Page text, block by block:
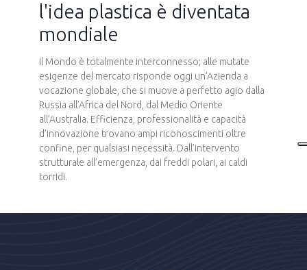
l'idea plastica è diventata
mondiale
Il Mondo è totalmente interconnesso; alle mutate
esigenze del mercato risponde oggi un’Azienda a
vocazione globale, che si muove a perfetto agio dalla
Russia all’Africa del Nord, dal Medio Oriente
all’Australia. Efficienza, professionalità e capacità
d’innovazione trovano ampi riconoscimenti oltre
confine, per qualsiasi necessità. Dall’intervento
strutturale all’emergenza, dai freddi polari, ai caldi
torridi.